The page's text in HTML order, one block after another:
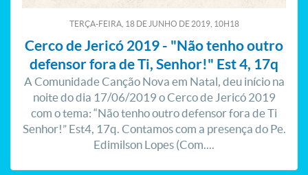
TERÇA-FEIRA, 18DEJUNHO DE2019, 10H18
Cerco de Jericó 2019 - "Não tenho outro
defensor fora de Ti, Senhor!" Est 4, 17q
A Comunidade Canção Nova em Natal, deu início na
noite do dia 17/06/2019 o Cerco de Jericó 2019
com o tema: “Não tenho outro defensor fora de Ti
Senhor!” Est4, 17q. Contamos com a presença do Pe.
Edimilson Lopes (Com....